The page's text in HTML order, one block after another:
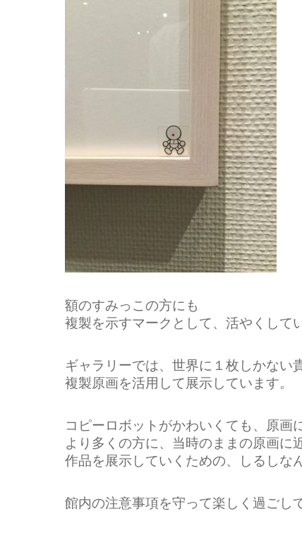
額のすみっこの方にも
複製を示すマークとして、活やくして
ギャラリーでは、世界に１枚しかない
複製原画を活用して展示しています。
コピーロボットがかわいくても、原画
より多くの方に、当時のままの原画に
作品を展示していくための、しるしな
館内の注意事項を守って楽しく過ごし